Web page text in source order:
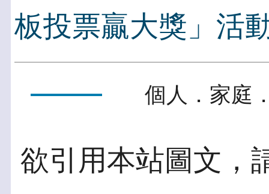
板投票贏大獎」活
個人．家庭
欲引用本站圖文，